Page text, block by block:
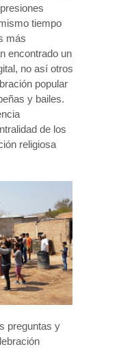
tiempo
más
encontrado un
no así otros
popular
y bailes.
de los
religiosa
preguntas y